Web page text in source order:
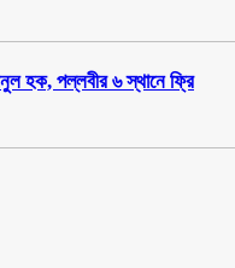
হক, পল্লবীর ৬ স্থানে ফ্রি